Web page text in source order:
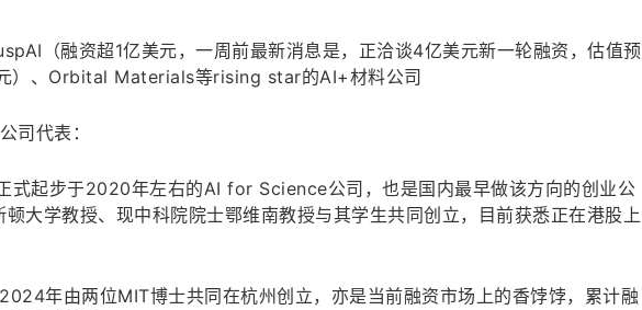
（融资超1亿美元，一周前最新消息是，正洽谈4亿美元新一轮融资，估值预
）、Orbital Materials等rising star的AI+材料公司
司代表：
式起步于2020年左右的AI for Science公司，也是国内最早做该方向的创业公
顿大学教授、现中科院院士鄂维南教授与其学生共同创立，目前获悉正在港股上
年由两位MIT博士共同在杭州创立，亦是当前融资市场上的香饽饽，累计融